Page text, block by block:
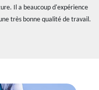
Il a beaucoup d'expérience
très bonne qualité de travail.